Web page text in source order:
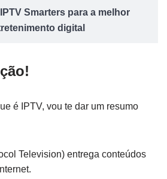
Smarters para a melhor
digital
é IPTV, vou te dar um resumo
Television) entrega conteúdos